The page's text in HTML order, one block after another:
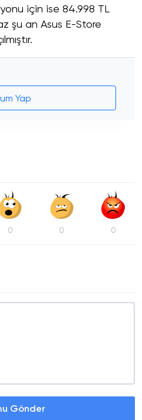
için ise 84.998 TL
şu an Asus E-Store
Yap
0 0 0
Gönder